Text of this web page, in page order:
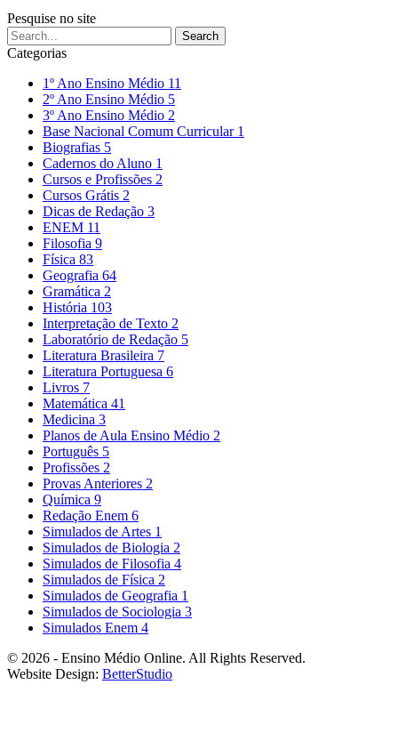
Pesquise no site
Categorias
1º Ano Ensino Médio 11
2º Ano Ensino Médio 5
3º Ano Ensino Médio 2
Base Nacional Comum Curricular 1
Biografias 5
Cadernos do Aluno 1
Cursos e Profissões 2
Cursos Grátis 2
Dicas de Redação 3
ENEM 11
Filosofia 9
Física 83
Geografia 64
Gramática 2
História 103
Interpretação de Texto 2
Laboratório de Redação 5
Literatura Brasileira 7
Literatura Portuguesa 6
Livros 7
Matemática 41
Medicina 3
Planos de Aula Ensino Médio 2
Português 5
Profissões 2
Provas Anteriores 2
Química 9
Redação Enem 6
Simulados de Artes 1
Simulados de Biologia 2
Simulados de Filosofia 4
Simulados de Física 2
Simulados de Geografia 1
Simulados de Sociologia 3
Simulados Enem 4
© 2026 - Ensino Médio Online. All Rights Reserved.
Website Design: BetterStudio